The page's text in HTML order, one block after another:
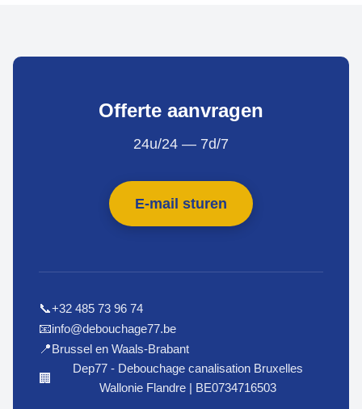
Offerte aanvragen
24u/24 — 7d/7
E-mail sturen
📞+32 485 73 96 74
📧info@debouchage77.be
📍Brussel en Waals-Brabant
🏢
Dep77 - Debouchage canalisation Bruxelles
Wallonie Flandre | BE0734716503